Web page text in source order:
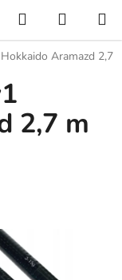
Hledat
KOŠÍK
Aramazd 2,7
2,7 m